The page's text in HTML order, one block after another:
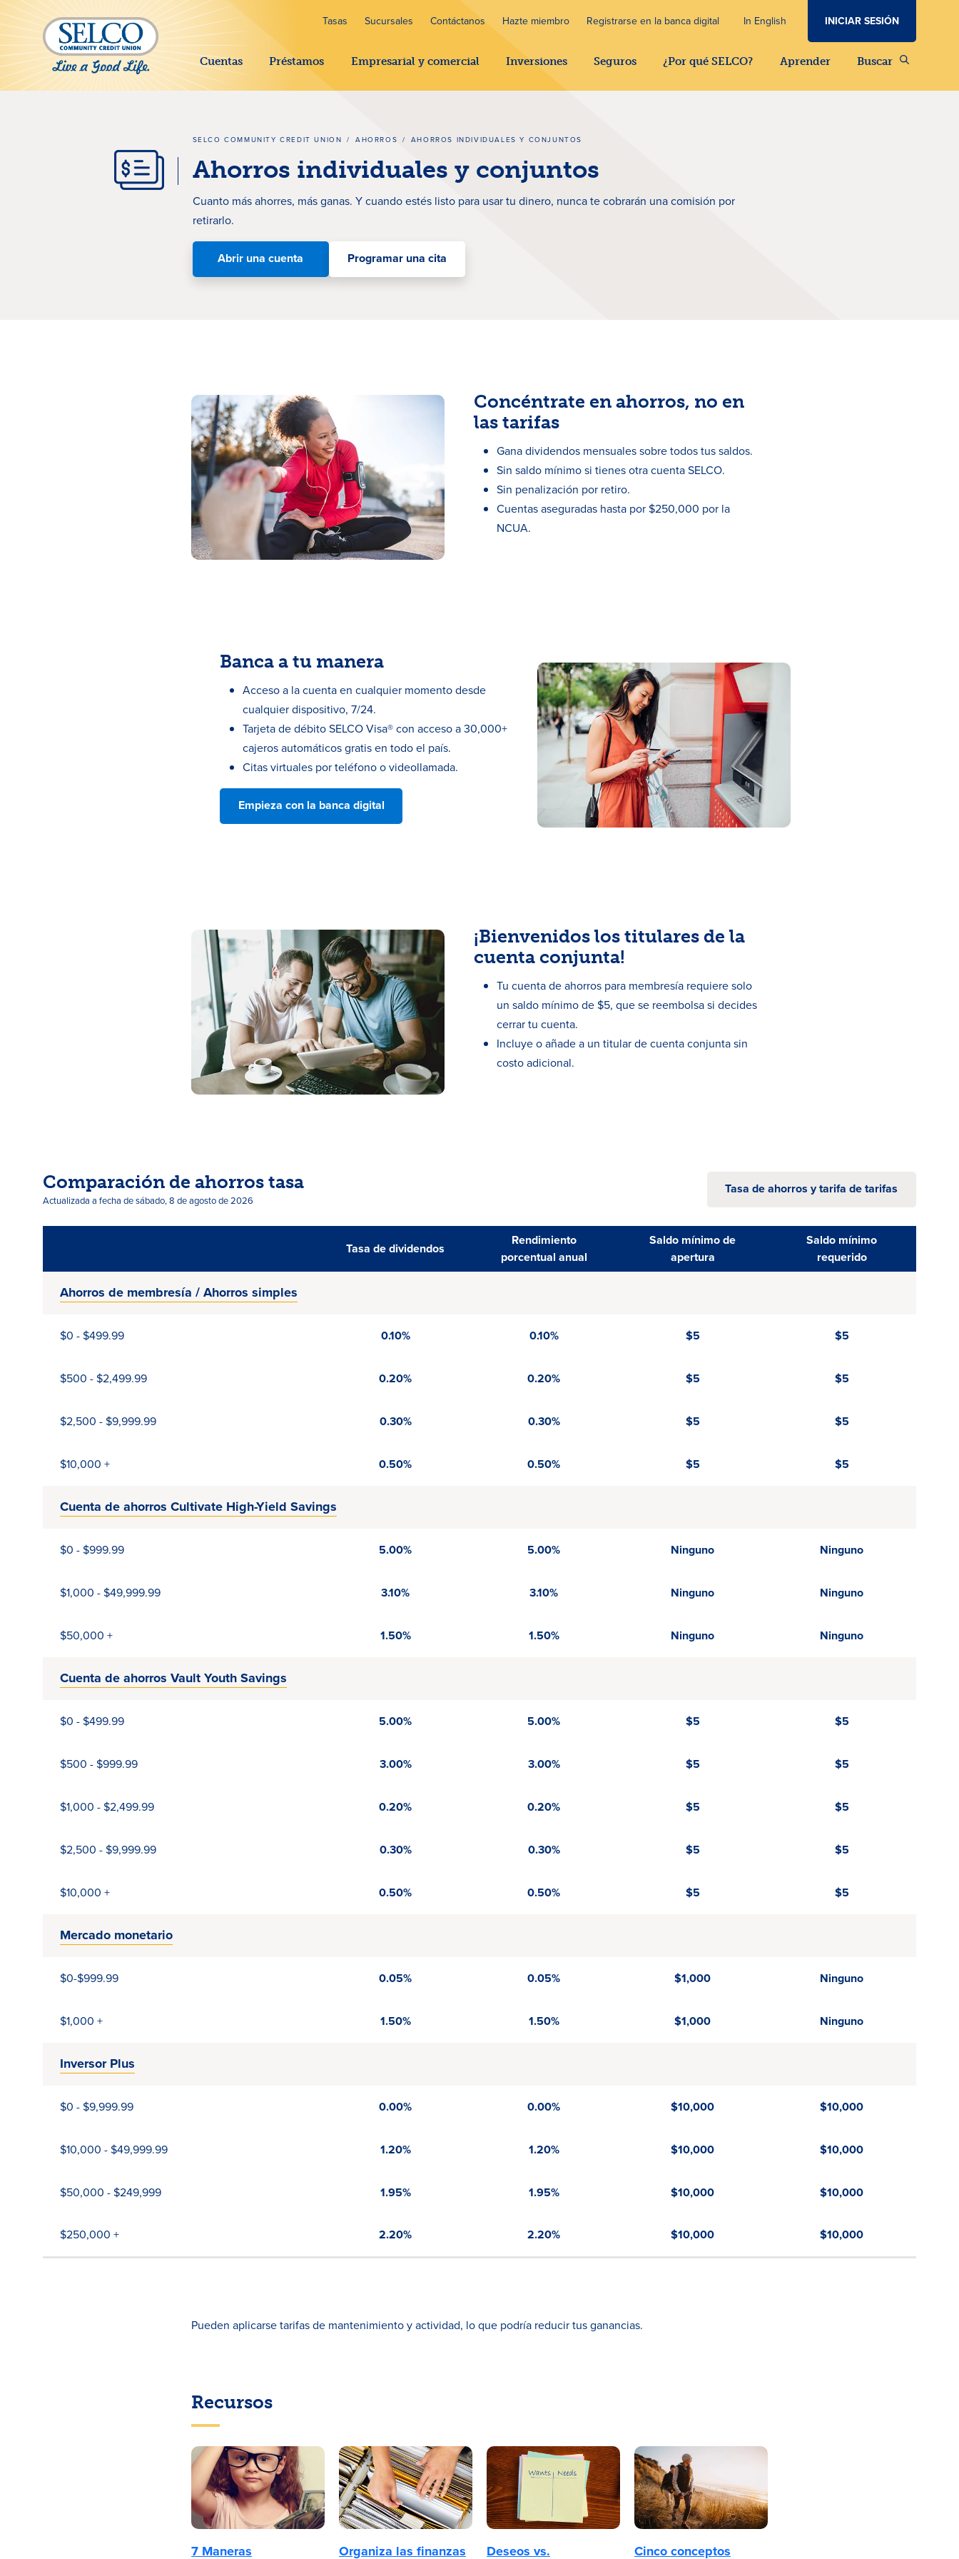
SALTAR AL CONTENIDO PRINCIPAL
Tasas Sucursales Contáctanos Hazte miembro Registrarse en la banca digital In English INICIAR SESIÓN
Cuentas Préstamos Empresarial y comercial Inversiones Seguros ¿Por qué SELCO? Aprender Buscar
SELCO COMMUNITY CREDIT UNION / AHORROS / AHORROS INDIVIDUALES Y CONJUNTOS
Ahorros individuales y conjuntos
Cuanto más ahorres, más ganas. Y cuando estés listo para usar tu dinero, nunca te cobrarán una comisión por
retirarlo.
Abrir una cuenta Programar una cita
Concéntrate en ahorros, no en
las tarifas
Gana dividendos mensuales sobre todos tus saldos.
Sin saldo mínimo si tienes otra cuenta SELCO.
Sin penalización por retiro.
Cuentas aseguradas hasta por $250,000 por la
NCUA.
Banca a tu manera
Acceso a la cuenta en cualquier momento desde
cualquier dispositivo, 7/24.
Tarjeta de débito SELCO Visa® con acceso a 30,000+
cajeros automáticos gratis en todo el país.
Citas virtuales por teléfono o videollamada.
Empieza con la banca digital
¡Bienvenidos los titulares de la
cuenta conjunta!
Tu cuenta de ahorros para membresía requiere solo
un saldo mínimo de $5, que se reembolsa si decides
cerrar tu cuenta.
Incluye o añade a un titular de cuenta conjunta sin
costo adicional.
Comparación de ahorros tasa
Actualizada a fecha de sábado, 8 de agosto de 2026
Tasa de ahorros y tarifa de tarifas
Tasa de dividendos
Rendimiento
porcentual anual
Saldo mínimo de
apertura
Saldo mínimo
requerido
Ahorros de membresía / Ahorros simples
$0 - $499.99 0.10% 0.10% $5 $5
$500 - $2,499.99 0.20% 0.20% $5 $5
$2,500 - $9,999.99 0.30% 0.30% $5 $5
$10,000 + 0.50% 0.50% $5 $5
Cuenta de ahorros Cultivate High-Yield Savings
$0 - $999.99 5.00% 5.00% Ninguno Ninguno
$1,000 - $49,999.99 3.10% 3.10% Ninguno Ninguno
$50,000 + 1.50% 1.50% Ninguno Ninguno
Cuenta de ahorros Vault Youth Savings
$0 - $499.99 5.00% 5.00% $5 $5
$500 - $999.99 3.00% 3.00% $5 $5
$1,000 - $2,499.99 0.20% 0.20% $5 $5
$2,500 - $9,999.99 0.30% 0.30% $5 $5
$10,000 + 0.50% 0.50% $5 $5
Mercado monetario
$0-$999.99 0.05% 0.05% $1,000 Ninguno
$1,000 + 1.50% 1.50% $1,000 Ninguno
Inversor Plus
$0 - $9,999.99 0.00% 0.00% $10,000 $10,000
$10,000 - $49,999.99 1.20% 1.20% $10,000 $10,000
$50,000 - $249,999 1.95% 1.95% $10,000 $10,000
$250,000 + 2.20% 2.20% $10,000 $10,000
Pueden aplicarse tarifas de mantenimiento y actividad, lo que podría reducir tus ganancias.
Recursos
7 Maneras
Organiza las finanzas
Deseos vs.
Cinco conceptos